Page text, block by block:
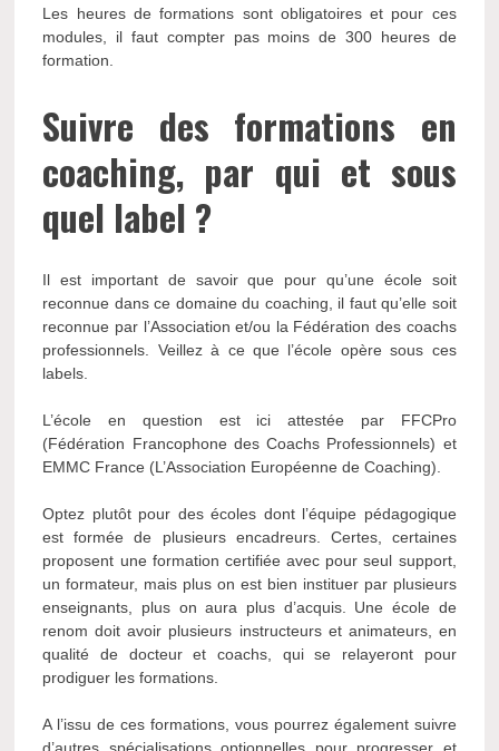
Les heures de formations sont obligatoires et pour ces
modules, il faut compter pas moins de 300 heures de
formation.
Suivre des formations en
coaching, par qui et sous
quel label ?
Il est important de savoir que pour qu’une école soit
reconnue dans ce domaine du coaching, il faut qu’elle soit
reconnue par l’Association et/ou la Fédération des coachs
professionnels. Veillez à ce que l’école opère sous ces
labels.
L’école en question est ici attestée par FFCPro
(Fédération Francophone des Coachs Professionnels) et
EMMC France (L’Association Européenne de Coaching).
Optez plutôt pour des écoles dont l’équipe pédagogique
est formée de plusieurs encadreurs. Certes, certaines
proposent une formation certifiée avec pour seul support,
un formateur, mais plus on est bien instituer par plusieurs
enseignants, plus on aura plus d’acquis. Une école de
renom doit avoir plusieurs instructeurs et animateurs, en
qualité de docteur et coachs, qui se relayeront pour
prodiguer les formations.
A l’issu de ces formations, vous pourrez également suivre